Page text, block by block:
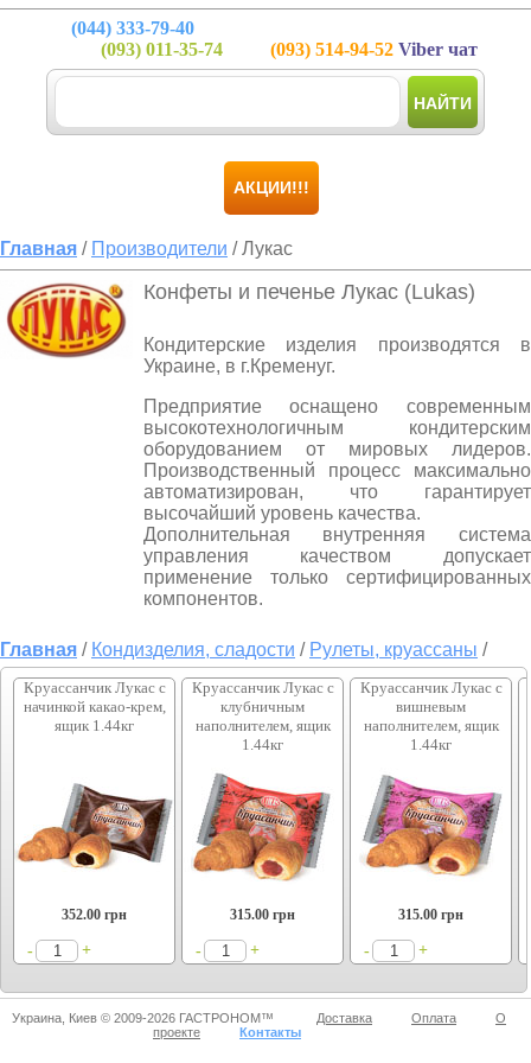
(044) 333-79-40
(093) 011-35-74 (093) 514-94-52 Viber чат
НАЙТИ
АКЦИИ!!!
Главная / Производители / Лукас
Конфеты и печенье Лукас (Lukas)
Кондитерские изделия производятся в
Украине, в г.Кременуг.
Предприятие оснащено современным
высокотехнологичным кондитерским
оборудованием от мировых лидеров.
Производственный процесс максимально
автоматизирован, что гарантирует
высочайший уровень качества.
Дополнительная внутренняя система
управления качеством допускает
применение только сертифицированных
компонентов.
Главная / Кондизделия, сладости / Рулеты, круассаны /
Круассанчик Лукас с
начинкой какао-крем,
ящик 1.44кг
352.00 грн
- +
Круассанчик Лукас с
клубничным
наполнителем, ящик
1.44кг
315.00 грн
- +
Круассанчик Лукас с
вишневым
наполнителем, ящик
1.44кг
315.00 грн
- +
Украина, Киев © 2009-2026 ГАСТРОНОМ™ Доставка Оплата
О
проекте
Контакты